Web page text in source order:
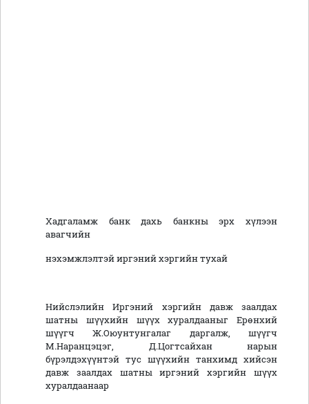
Хадгаламж банк дахь банкны эрх хүлээн
авагчийн
нэхэмжлэлтэй иргэний хэргийн тухай
Нийслэлийн Иргэний хэргийн давж заалдах
шатны шүүхийн шүүх хуралдааныг Ерөнхий
шүүгч Ж.Оюунтунгалаг даргалж, шүүгч
М.Наранцэцэг, Д.Цогтсайхан нарын
бүрэлдэхүүнтэй тус шүүхийн танхимд хийсэн
давж заалдах шатны иргэний хэргийн шүүх
хуралдаанаар